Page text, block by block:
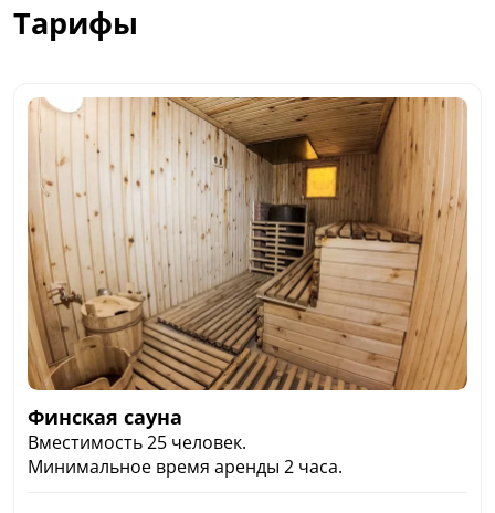
Тарифы
Финская сауна
Вместимость 25 человек.
Минимальное время аренды 2 часа.